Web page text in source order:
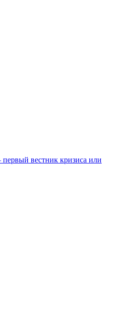
вестник кризиса или